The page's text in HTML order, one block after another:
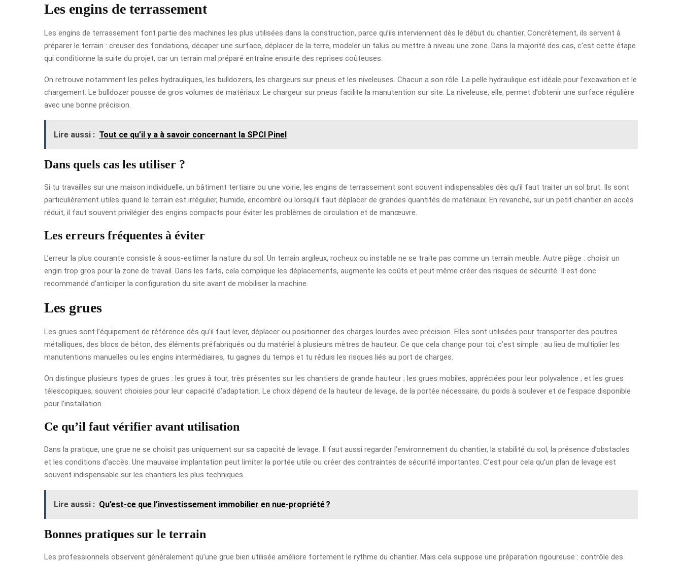
Les engins de terrassement
Les engins de terrassement font partie des machines les plus utilisées dans la construction, parce qu’ils interviennent dès le début du chantier. Concrètement, ils servent à
préparer le terrain : creuser des fondations, décaper une surface, déplacer de la terre, modeler un talus ou mettre à niveau une zone. Dans la majorité des cas, c’est cette étape
qui conditionne la suite du projet, car un terrain mal préparé entraîne ensuite des reprises coûteuses.
On retrouve notamment les pelles hydrauliques, les bulldozers, les chargeurs sur pneus et les niveleuses. Chacun a son rôle. La pelle hydraulique est idéale pour l’excavation et le
chargement. Le bulldozer pousse de gros volumes de matériaux. Le chargeur sur pneus facilite la manutention sur site. La niveleuse, elle, permet d’obtenir une surface régulière
avec une bonne précision.
Lire aussi : Tout ce qu’il y a à savoir concernant la SPCI Pinel
Dans quels cas les utiliser ?
Si tu travailles sur une maison individuelle, un bâtiment tertiaire ou une voirie, les engins de terrassement sont souvent indispensables dès qu’il faut traiter un sol brut. Ils sont
particulièrement utiles quand le terrain est irrégulier, humide, encombré ou lorsqu’il faut déplacer de grandes quantités de matériaux. En revanche, sur un petit chantier en accès
réduit, il faut souvent privilégier des engins compacts pour éviter les problèmes de circulation et de manœuvre.
Les erreurs fréquentes à éviter
L’erreur la plus courante consiste à sous-estimer la nature du sol. Un terrain argileux, rocheux ou instable ne se traite pas comme un terrain meuble. Autre piège : choisir un
engin trop gros pour la zone de travail. Dans les faits, cela complique les déplacements, augmente les coûts et peut même créer des risques de sécurité. Il est donc
recommandé d’anticiper la configuration du site avant de mobiliser la machine.
Les grues
Les grues sont l’équipement de référence dès qu’il faut lever, déplacer ou positionner des charges lourdes avec précision. Elles sont utilisées pour transporter des poutres
métalliques, des blocs de béton, des éléments préfabriqués ou du matériel à plusieurs mètres de hauteur. Ce que cela change pour toi, c’est simple : au lieu de multiplier les
manutentions manuelles ou les engins intermédiaires, tu gagnes du temps et tu réduis les risques liés au port de charges.
On distingue plusieurs types de grues : les grues à tour, très présentes sur les chantiers de grande hauteur ; les grues mobiles, appréciées pour leur polyvalence ; et les grues
télescopiques, souvent choisies pour leur capacité d’adaptation. Le choix dépend de la hauteur de levage, de la portée nécessaire, du poids à soulever et de l’espace disponible
pour l’installation.
Ce qu’il faut vérifier avant utilisation
Dans la pratique, une grue ne se choisit pas uniquement sur sa capacité de levage. Il faut aussi regarder l’environnement du chantier, la stabilité du sol, la présence d’obstacles
et les conditions d’accès. Une mauvaise implantation peut limiter la portée utile ou créer des contraintes de sécurité importantes. C’est pour cela qu’un plan de levage est
souvent indispensable sur les chantiers les plus techniques.
Lire aussi : Qu’est-ce que l’investissement immobilier en nue-propriété ?
Bonnes pratiques sur le terrain
Les professionnels observent généralement qu’une grue bien utilisée améliore fortement le rythme du chantier. Mais cela suppose une préparation rigoureuse : contrôle des